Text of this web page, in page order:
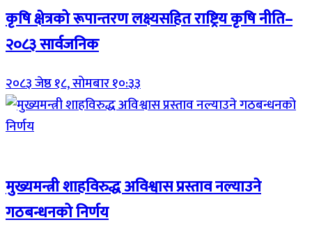
कृषि क्षेत्रको रूपान्तरण लक्ष्यसहित राष्ट्रिय कृषि नीति–
२०८३ सार्वजनिक
२०८३ जेष्ठ १८, सोमबार १०:३३
मुख्यमन्त्री शाहविरुद्ध अविश्वास प्रस्ताव नल्याउने
गठबन्धनको निर्णय